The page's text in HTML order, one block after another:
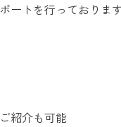
トを行っております
紹介も可能